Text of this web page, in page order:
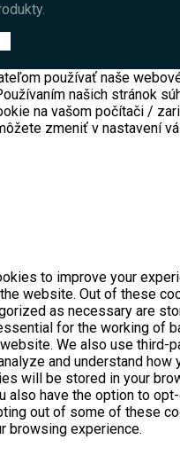
používať naše
našich stránok
na vašom počítači /
zmeniť v nastavení
to improve your
website. Out of these
as necessary are
for the working of
We also use third-
and understand how
will be stored in your
also have the option to
out of some of these
browsing experience.